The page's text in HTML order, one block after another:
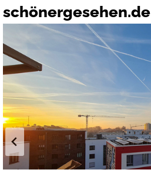
Zum
Inhalt
springen
schönergesehen.de